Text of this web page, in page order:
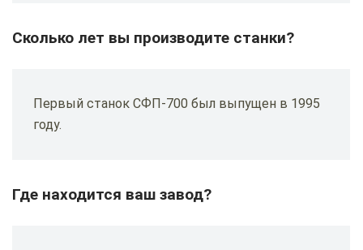
Сколько лет вы производите станки?
Первый станок СФП-700 был выпущен в 1995
году.
Где находится ваш завод?